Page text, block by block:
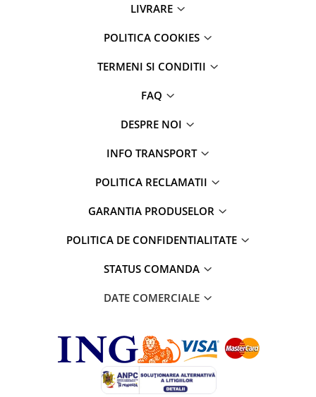
Articole ingrijire incaltaminteLIVRARE
POLITICA COOKIES
TERMENI SI CONDITII
FAQ
DESPRE NOI
INFO TRANSPORT
POLITICA RECLAMATII
GARANTIA PRODUSELOR
POLITICA DE CONFIDENTIALITATE
STATUS COMANDA
DATE COMERCIALE